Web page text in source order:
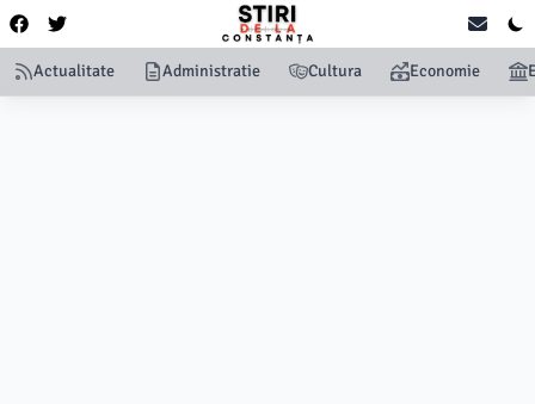
Actualitate Administratie Cultura Economie